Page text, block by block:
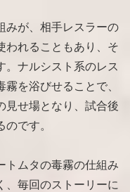
みが、相手レスラーの
われることもあり、そ
。ナルシスト系のレス
を浴びせることで、
見せ場となり、試合後
です。
トムタの毒霧の仕組み
、毎回のストーリーに